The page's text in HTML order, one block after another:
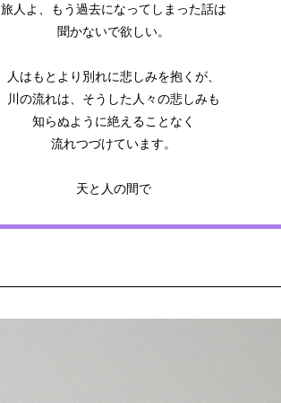
旅人よ、もう過去になってしまった話は
聞かないで欲しい。
人はもとより別れに悲しみを抱くが、
川の流れは、そうした人々の悲しみも
知らぬように絶えることなく
流れつづけています。
天と人の間で